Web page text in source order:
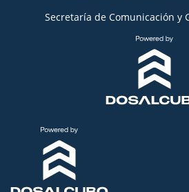
Secretaría de Comunicación y